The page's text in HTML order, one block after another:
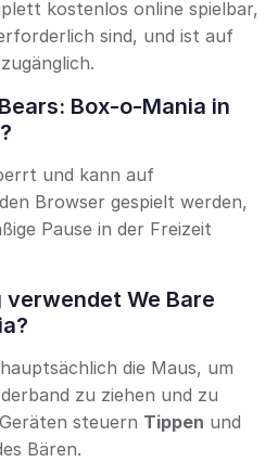
kostenlos online spielbar,
sind, und ist auf
Box-o-Mania in
und kann auf
Browser gespielt werden,
Pause in der Freizeit
We Bare
die Maus, um
zu ziehen und zu
steuern Tippen und
Bären.